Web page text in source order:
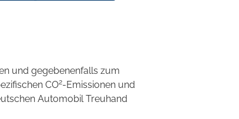
und gegebenenfalls zum
CO2-Emissionen und
Automobil Treuhand